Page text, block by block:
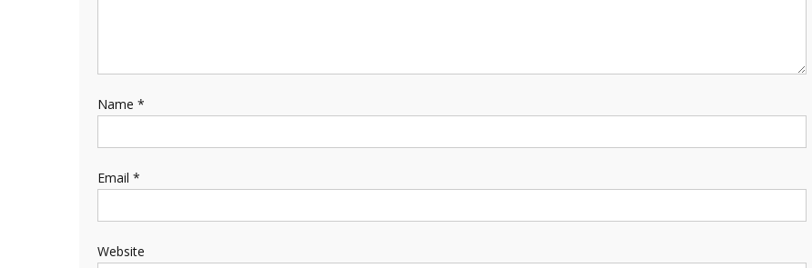
Name *
Email *
Website